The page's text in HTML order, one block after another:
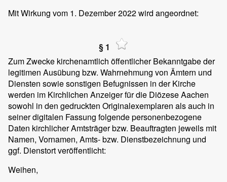
Mit Wirkung vom 1. Dezember 2022 wird angeordnet:
§ 1
Zum Zwecke kirchenamtlich öffentlicher Bekanntgabe der
legitimen Ausübung bzw. Wahrnehmung von Ämtern und
Diensten sowie sonstigen Befugnissen in der Kirche
werden im Kirchlichen Anzeiger für die Diözese Aachen
sowohl in den gedruckten Originalexemplaren als auch in
seiner digitalen Fassung folgende personenbezogene
Daten kirchlicher Amtsträger bzw. Beauftragten jeweils mit
Namen, Vornamen, Amts- bzw. Dienstbezeichnung und
ggf. Dienstort veröffentlicht:
Weihen,